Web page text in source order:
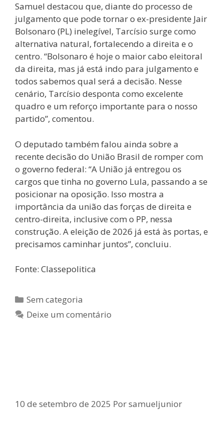
Samuel destacou que, diante do processo de
julgamento que pode tornar o ex-presidente Jair
Bolsonaro (PL) inelegível, Tarcísio surge como
alternativa natural, fortalecendo a direita e o
centro. “Bolsonaro é hoje o maior cabo eleitoral
da direita, mas já está indo para julgamento e
todos sabemos qual será a decisão. Nesse
cenário, Tarcísio desponta como excelente
quadro e um reforço importante para o nosso
partido”, comentou.
O deputado também falou ainda sobre a
recente decisão do União Brasil de romper com
o governo federal: “A União já entregou os
cargos que tinha no governo Lula, passando a se
posicionar na oposição. Isso mostra a
importância da união das forças de direita e
centro-direita, inclusive com o PP, nessa
construção. A eleição de 2026 já está às portas, e
precisamos caminhar juntos”, concluiu.
Fonte: Classepolitica
Sem categoria
Deixe um comentário
10 de setembro de 2025 Porsamueljunior